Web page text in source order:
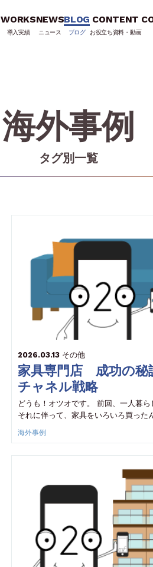
WORKS
導入実績
NEWS
ニュース
BLOG
ブログ
CONTENT
お役立ち資料・動画
海外事例
タグ別一覧
2026.03.13 その他
家具専門店 成功の秘
チャネル戦略
どうも！オツオです。 前回、一人暮ら
それに伴って、家具をいろいろ買った
海外事例